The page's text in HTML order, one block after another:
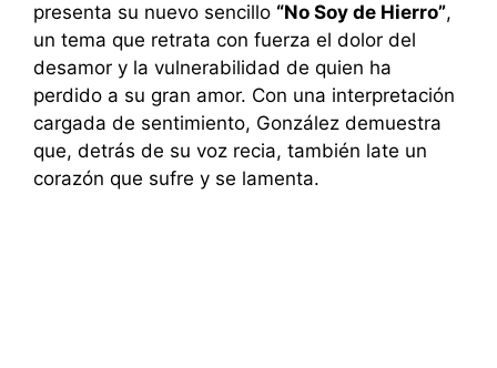
presenta su nuevo sencillo “No Soy de Hierro”,
un tema que retrata con fuerza el dolor del
desamor y la vulnerabilidad de quien ha
perdido a su gran amor. Con una interpretación
cargada de sentimiento, González demuestra
que, detrás de su voz recia, también late un
corazón que sufre y se lamenta.